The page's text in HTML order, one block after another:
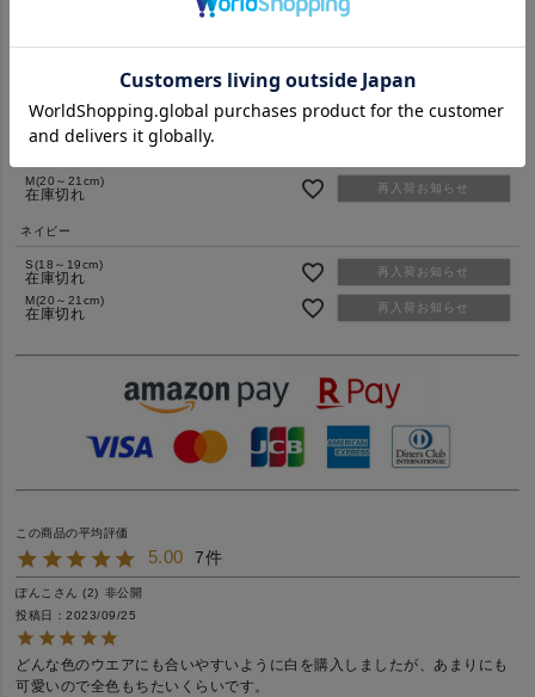
レッド
S(18～19cm)
M(20～21cm)
在庫切れ 再入荷お知らせ
ネイビー
S(18～19cm)
在庫切れ 再入荷お知らせ
M(20～21cm)
在庫切れ 再入荷お知らせ
5.00 7
ぽんこ 2
非公開
投稿日
2023/09/25
どんな色のウエアにも合いやすいように白を購入しましたが、あまりにも
可愛いので全色もちたいくらいです。